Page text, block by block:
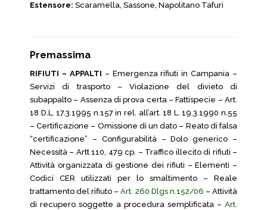
Estensore: Scaramella, Sassone, Napolitano Tafuri
Premassima
RIFIUTI – APPALTI – Emergenza rifiuti in Campania –
Servizi di trasporto – Violazione del divieto di
subappalto – Assenza di prova certa – Fattispecie – Art.
18 D.L. 17.3.1995 n.157 in rel. all’art. 18 L. 19.3.1990 n.55
– Certificazione – Omissione di un dato – Reato di falsa
“certificazione” – Configurabilità – Dolo generico –
Necessità – Artt 110, 479 cp. – Traffico illecito di rifiuti –
Attività organizzata di gestione dei rifiuti – Elementi –
Codici CER utilizzati per lo smaltimento – Reale
trattamento del rifiuto –Art. 260 Dlgs n.152/06 – Attività
di recupero soggette a procedura semplificata – Art.